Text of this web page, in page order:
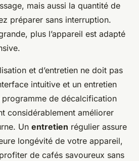
mais aussi la quantité de
préparer sans interruption.
plus l’appareil est adapté
et d’entretien ne doit pas
intuitive et un entretien
de décalcification
considérablement améliorer
Un entretien régulier assure
longévité de votre appareil,
de cafés savoureux sans